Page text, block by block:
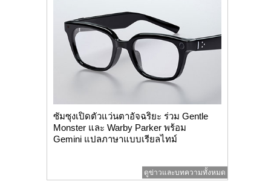
ซัมซุงเปิดตัวแว่นตาอัจฉริยะ ร่วม Gentle
Monster และ Warby Parker พร้อม
Gemini แปลภาษาแบบเรียลไทม์
ดูข่าวและบทความทั้งหมด